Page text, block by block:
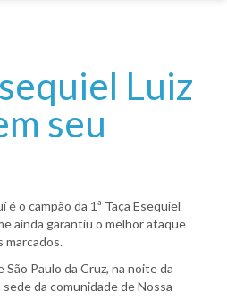
Luiz
seu
é o campão da 1ª Taça Esequiel
ainda garantiu o melhor ataque
marcados.
Paulo da Cruz, na noite da
da comunidade de Nossa